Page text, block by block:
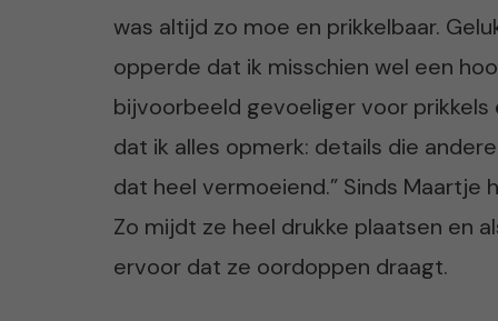
was altijd zo moe en prikkelbaar.
opperde dat ik misschien wel een
bijvoorbeeld gevoeliger voor prikkels
dat ik alles opmerk: details die
dat heel vermoeiend.” Sinds Maartje
Zo mijdt ze heel drukke plaatsen en
ervoor dat ze oordoppen draagt.